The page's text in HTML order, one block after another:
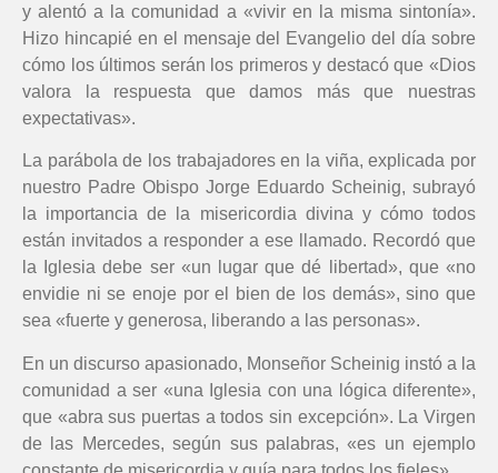
y alentó a la comunidad a «vivir en la misma sintonía».
Hizo hincapié en el mensaje del Evangelio del día sobre
cómo los últimos serán los primeros y destacó que «Dios
valora la respuesta que damos más que nuestras
expectativas».
La parábola de los trabajadores en la viña, explicada por
nuestro Padre Obispo Jorge Eduardo Scheinig, subrayó
la importancia de la misericordia divina y cómo todos
están invitados a responder a ese llamado. Recordó que
la Iglesia debe ser «un lugar que dé libertad», que «no
envidie ni se enoje por el bien de los demás», sino que
sea «fuerte y generosa, liberando a las personas».
En un discurso apasionado, Monseñor Scheinig instó a la
comunidad a ser «una Iglesia con una lógica diferente»,
que «abra sus puertas a todos sin excepción». La Virgen
de las Mercedes, según sus palabras, «es un ejemplo